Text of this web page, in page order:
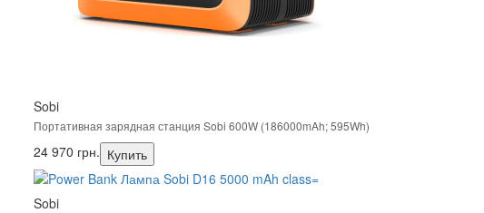
Sobi
Портативная зарядная станция Sobi 600W (186000mAh; 595Wh)
24 970 грн. Купить
Sobi